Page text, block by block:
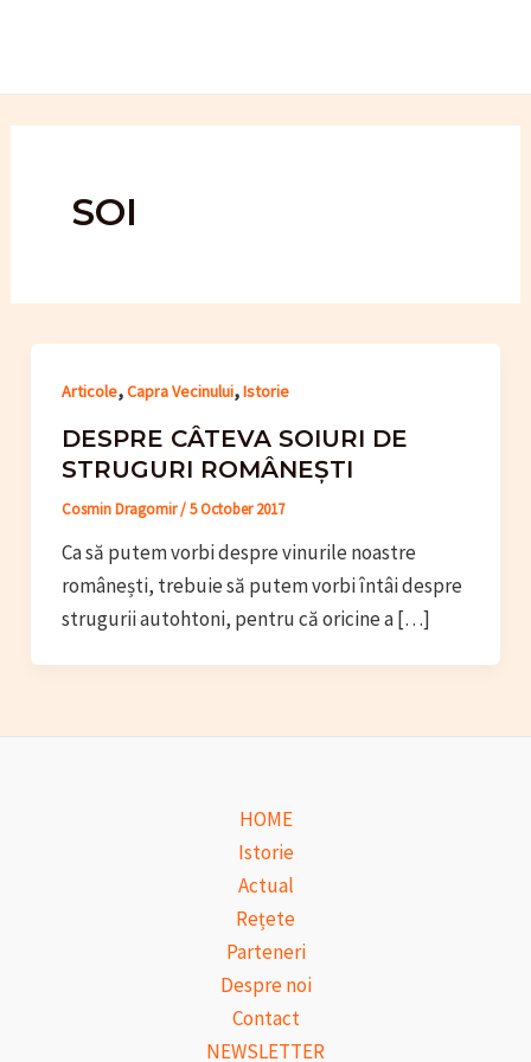
SOI
Articole,Capra Vecinului,Istorie
DESPRE CÂTEVA SOIURI DE
STRUGURI ROMÂNEȘTI
Cosmin Dragomir/5 October 2017
Ca să putem vorbi despre vinurile noastre
românești, trebuie să putem vorbi întâi despre
strugurii autohtoni, pentru că oricine a […]
HOME
Istorie
Actual
Rețete
Parteneri
Despre noi
Contact
NEWSLETTER